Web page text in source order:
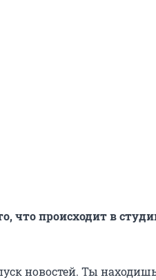
что происходит в
новостей. Ты